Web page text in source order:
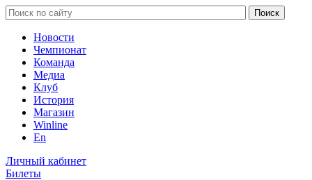
Новости
Чемпионат
Команда
Медиа
Клуб
История
Магазин
Winline
En
Личный кабинет
Билеты